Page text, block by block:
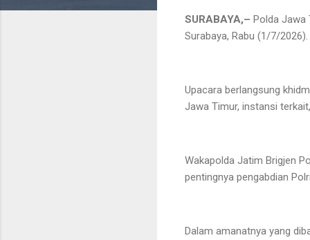
SURABAYA,– Polda Jawa
Surabaya, Rabu (1/7/2026).
Upacara berlangsung
Jawa Timur, instansi
Wakapolda Jatim Brigjen
pentingnya pengabdian
Dalam amanatnya yang